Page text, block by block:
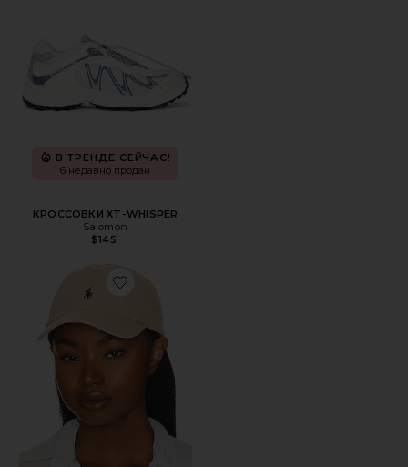
В ТРЕНДЕ СЕЙЧАС!
6 недавно продан
КРОССОВКИ XT-WHISPER
Salomon
$145
Favorite ШЛЯПА